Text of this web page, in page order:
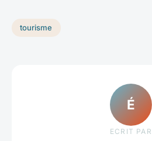
tourisme
É
ECRIT PAR